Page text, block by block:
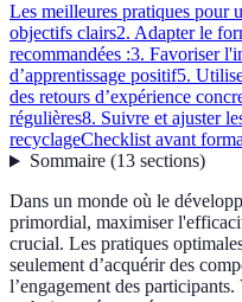
Les meilleures pratiques pour
objectifs clairs2. Adapter le
recommandées :3. Favoriser
d’apprentissage positif5.
des retours d’expérience
régulières8. Suivre et ajuster
recyclageChecklist avant
Sommaire(13 sections)
Dans un monde où le
primordial, maximiser
crucial. Les pratiques
seulement d’acquérir des
l’engagement des